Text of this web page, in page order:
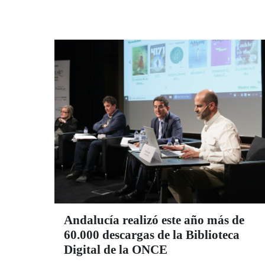
Andalucía realizó este año más de
60.000 descargas de la Biblioteca
Digital de la ONCE